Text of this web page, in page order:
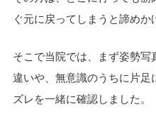
ぐ元に戻ってしまうと諦めか
そこで当院では、まず姿勢
違いや、無意識のうちに片
ズレを一緒に確認しました。